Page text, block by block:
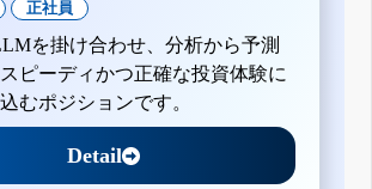
正社員
を掛け合わせ、分析から予測
ピーディかつ正確な投資体験に
むポジションです。
Detail